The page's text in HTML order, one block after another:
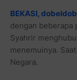
BEKASI,
dengan beberapa
Syahrir
menemuinya.
Negara.